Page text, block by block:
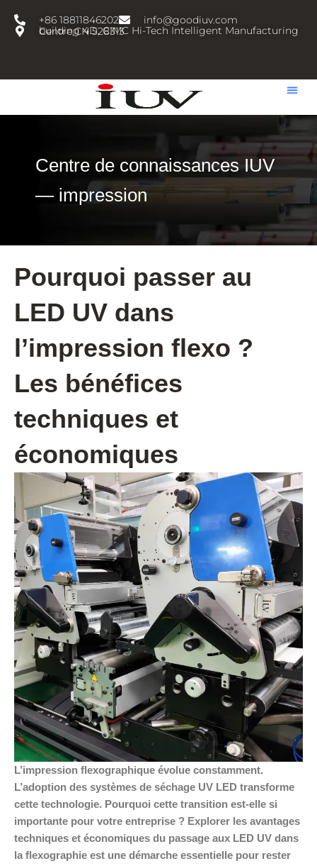
+86 18811846202
info@goodiuv.com
building 4D, CIMC Hi-Tech Intelligent Manufacturing Centre,CN 528313
Centre de connaissances IUV
— impression
Pourquoi passer au
LED UV dans
l’impression flexo ?
Les bénéfices
techniques et
économiques
L’impression flexographique évolue constamment.
L’adoption des systèmes de séchage UV LED transforme
cette technologie. Pourquoi cette transition est-elle si
importante pour votre entreprise ? Explorer les avantages
techniques et économiques du passage aux LED UV dans
la flexographie est une démarche essentielle pour rester